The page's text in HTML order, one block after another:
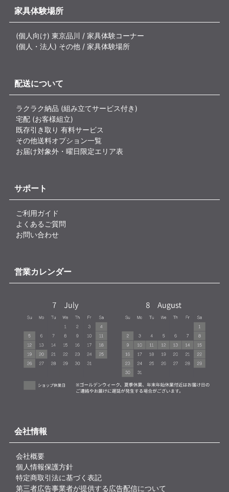
家具体験場所
(個人向け) 東京品川 / 家具体験コーナー
(個人・法人) その他 / 家具体験場所
配送について
ラクラク納品 (組み立てサービス付き)
宅配 (お客様組立)
既存引き取り 有料サービス
その他送料オプション一覧
お届け対象外・曜日限定エリア表
サポート
ご利用ガイド
よくあるご質問
お問い合わせ
営業カレンダー
会社情報
会社概要
個人情報保護方針
特定商取引法に基づく表記
第三者広告事業者が提供する広告配信について